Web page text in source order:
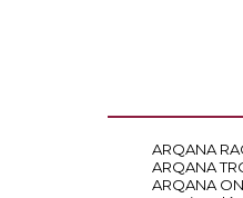
ARQANA
ARQANA
ARQANA